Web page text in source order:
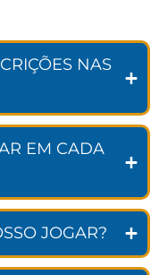
NAS
EM CADA
JOGAR?